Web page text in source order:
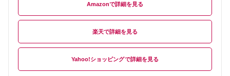
Amazon
楽天
Yahoo!ショッピング